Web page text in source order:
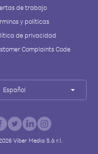
de trabajo
y políticas
de privacidad
Complaints Code
Español
Viber Media S.à r.l.